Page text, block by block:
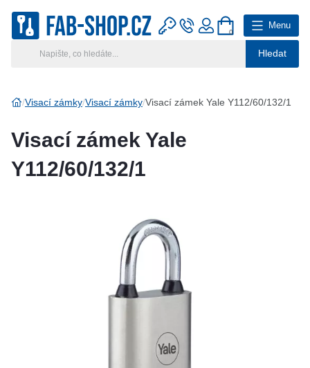
Hledat
0
Menu
Hlavní kategorie
Klíčové systémy
Visací zámky Visací zámky Visací zámek Yale Y112/60/132/1
Visací zámek Yale
Y112/60/132/1